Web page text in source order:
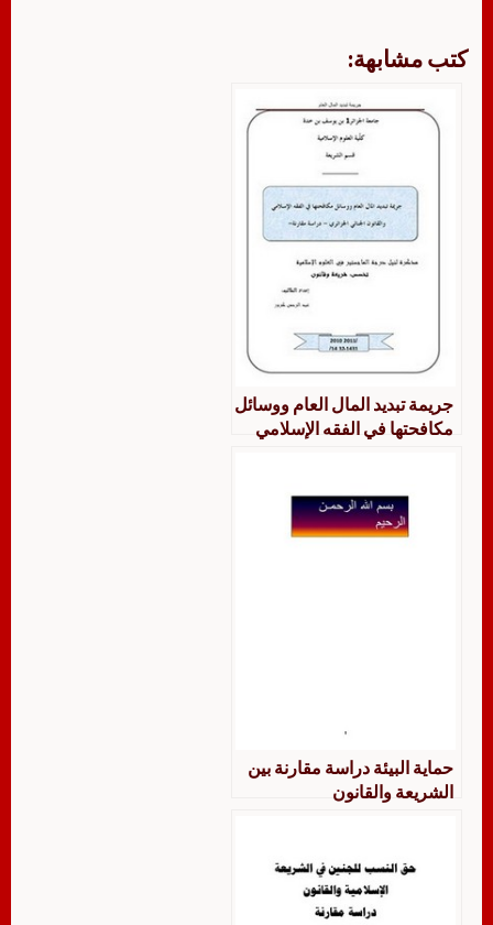
كتب مشابهة:
جريمة تبديد المال العام ووسائل
مكافحتها في الفقه الإسلامي
حماية البيئة دراسة مقارنة بين
الشريعة والقانون